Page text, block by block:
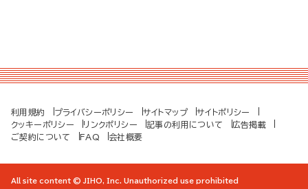
利用規約 プライバシーポリシー サイトマップ
サイトポリシー
クッキーポリシー
リンクポリシー 記事の利用について
広告掲載
ご契約について
FAQ 会社概要
All site content © JIHO, Inc. Unauthorized use prohibited